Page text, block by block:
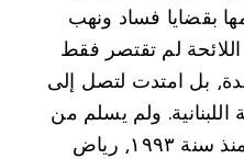
بقضايا فساد ونهب
لم تقتصر فقط
بل امتدت لتصل إلى
ولم يسلم من
شغل حاكمية مصرف لبنان منذ سنة ١٩٩٣⸲ رياض